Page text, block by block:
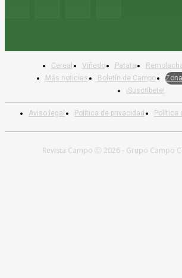
Aviso legal Política de privacidad Política
Cereal Viñedo Patata
Más noticias
Boletín de Campo
¡Suscríbete!
Revista Campo Ⓒ 2026 - Grupo Campo